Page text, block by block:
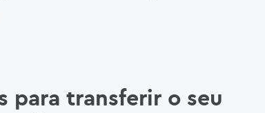
para transferir o seu